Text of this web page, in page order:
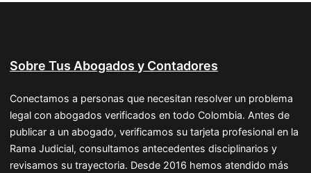
Sobre Tus Abogados y Contadores
Conectamos a personas que necesitan resolver un problema
legal con abogados verificados en todo Colombia. Antes de
publicar a un abogado, verificamos su tarjeta profesional en la
Rama Judicial, consultamos antecedentes disciplinarios y
revisamos su trayectoria. Desde 2016 hemos atendido más